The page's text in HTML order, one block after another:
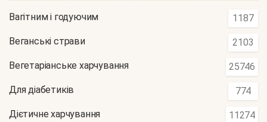
Вагітним і годуючим 1187
Веганські страви 2103
Вегетаріанське харчування 25746
Для діабетиків 774
Дієтичне харчування 11274